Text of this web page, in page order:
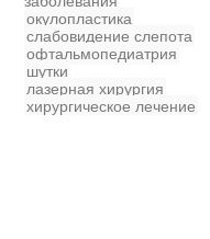
окулопластика
слабовидение слепота
офтальмопедиатрия
шутки
лазерная хирургия
хирургическое лечение